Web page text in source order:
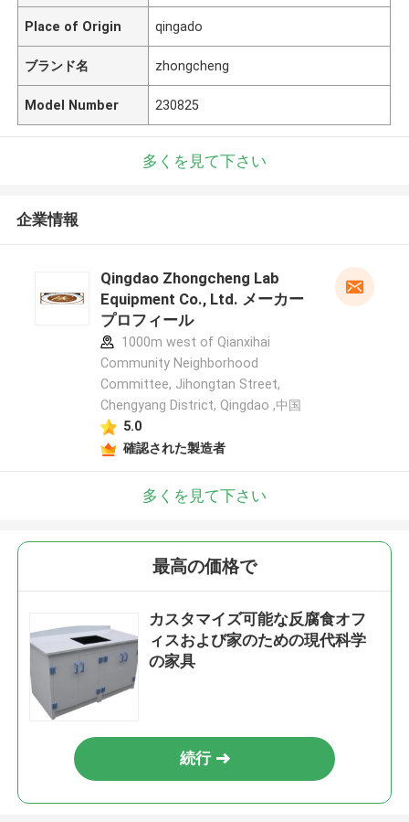
Place of Origin qingado
ブランド名 zhongcheng
Model Number 230825
多くを見て下さい
企業情報
Qingdao Zhongcheng Lab
Equipment Co., Ltd. メーカー
プロフィール
1000m west of Qianxihai
Community Neighborhood
Committee, Jihongtan Street,
Chengyang District, Qingdao ,中国
5.0
確認された製造者
多くを見て下さい
最高の価格で
カスタマイズ可能な反腐食オフ
ィスおよび家のための現代科学
の家具
続行